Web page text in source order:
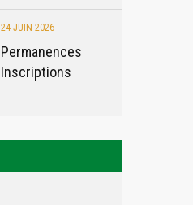
24 JUIN 2026
Permanences
Inscriptions